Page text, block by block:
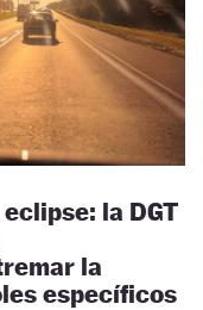
la DGT
la
específicos